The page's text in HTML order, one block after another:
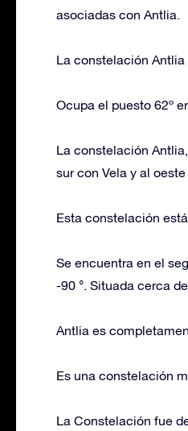
asociadas con Antlia.
La constelación
Ocupa el puesto 62º
La constelación
sur con Vela y al
Esta constelación
Se encuentra en el
-90 °. Situada cerca
Antlia es
Es una constelación
La Constelación fue